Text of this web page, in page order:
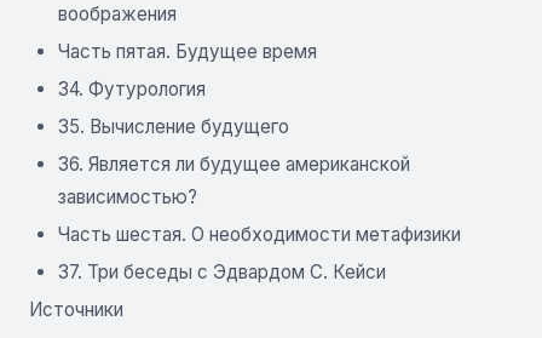
воображения
Часть пятая. Будущее время
34. Футурология
35. Вычисление будущего
36. Является ли будущее американской
зависимостью?
Часть шестая. О необходимости метафизики
37. Три беседы с Эдвардом С. Кейси
Источники